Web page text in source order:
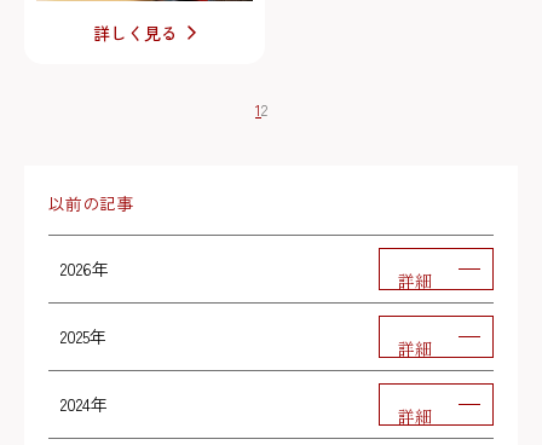
詳しく見る
12
以前の記事
2026年 詳細
2025年 詳細
2024年 詳細